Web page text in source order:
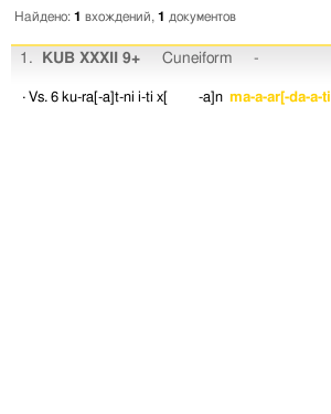
Найдено: 1 вхождений, 1 документов
1. KUB XXXII 9+ Cuneiform -
· Vs. 6 ku-ra[-a]t-ni i-ti x[ -a]n ma-a-ar[-da-a-ti